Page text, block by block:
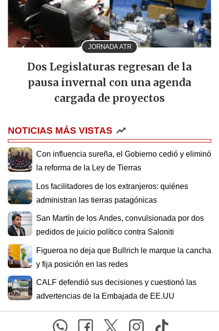
JORNADA ATR
Dos Legislaturas regresan de la
pausa invernal con una agenda
cargada de proyectos
NOTICIAS MÁS VISTAS
Con influencia sureña, el Gobierno cedió y eliminó
la reforma de la Ley de Tierras
Los facilitadores de los extranjeros: quiénes
administran las tierras patagónicas
San Martín de los Andes, convulsionada por dos
pedidos de juicio político contra Saloniti
Figueroa no deja que Bullrich le marque la cancha
y fija posición en las redes
CALF defendió sus decisiones y cuestionó las
advertencias de la Embajada de EE.UU